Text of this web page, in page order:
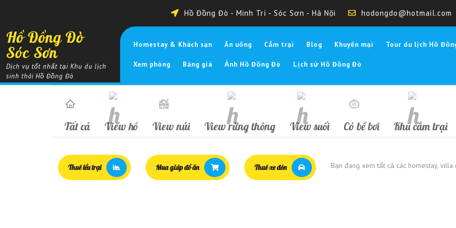
Hồ Đồng Đò - Minh Trí - Sóc Sơn - Hà Nội hodongdo@hotmail.com
Hồ Đồng Đò
Sóc Sơn
Dịch vụ tốt nhất tại Khu du lịch
sinh thái Hồ Đồng Đò
Homestay & Khách sạn Ăn uống Cắm trại Blog Khuyến mại Tour du lịch Hồ
Xem phòng Bảng giá Ảnh Hồ Đồng Đò Lịch sử Hồ Đồng Đò
Tất cả View hồ View núi View rừng thông View suối Có bể bơi Khu cắm trại
Thuê lều trại Mua giúp đồ ăn Thuê xe đón Bạn đang xem tất cả các homestay,